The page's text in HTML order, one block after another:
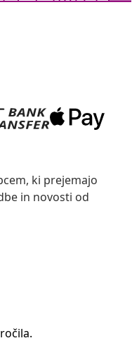
ki prejemajo
in novosti od